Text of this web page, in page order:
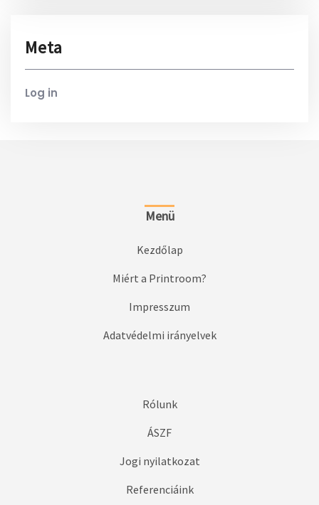
Meta
Log in
Menü
Kezdőlap
Miért a Printroom?
Impresszum
Adatvédelmi irányelvek
Rólunk
ÁSZF
Jogi nyilatkozat
Referenciáink